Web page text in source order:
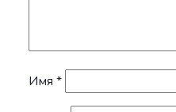
Имя *